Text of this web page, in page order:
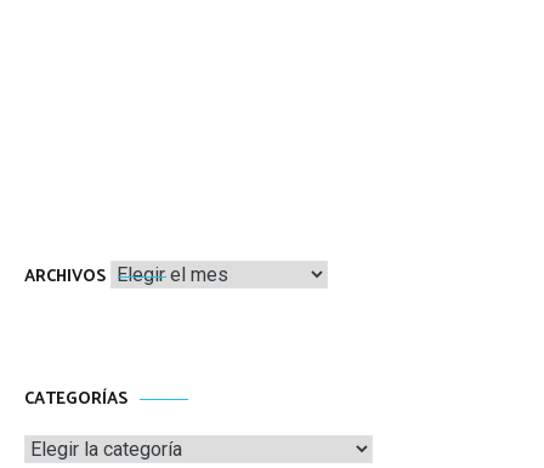
ARCHIVOS Archivos
CATEGORÍAS
Categorías